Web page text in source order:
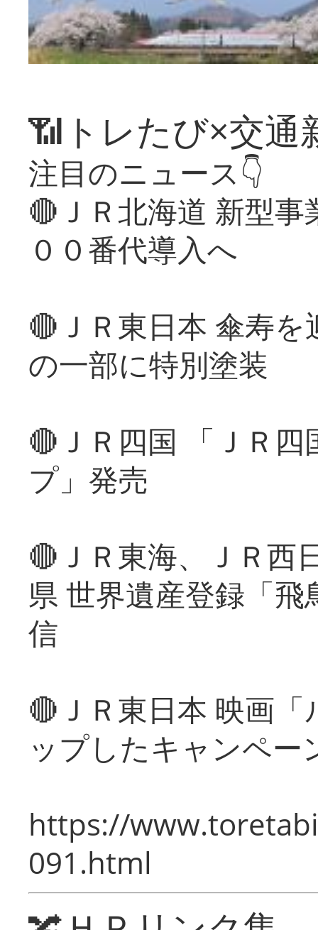
📶トレたび×交通
注目のニュース👇
🔴ＪＲ北海道 新型
００番代導入へ
🔴ＪＲ東日本 傘寿
の一部に特別塗装
🔴ＪＲ四国 「ＪＲ
プ」発売
🔴ＪＲ東海、ＪＲ西
県 世界遺産登録「
信
🔴ＪＲ東日本 映画
ップしたキャンペー
https://
091.html